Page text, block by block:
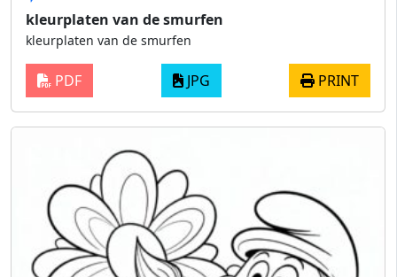
kleurplaten van de smurfen
kleurplaten van de smurfen
PDF JPG PRINT